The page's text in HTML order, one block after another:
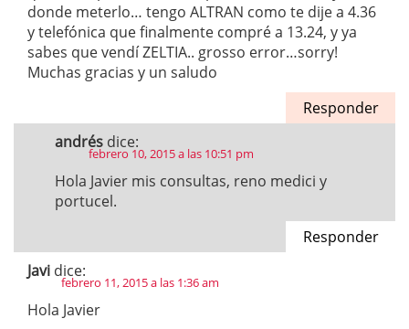
donde meterlo… tengo ALTRAN como te dije a 4.36
y telefónica que finalmente compré a 13.24, y ya
sabes que vendí ZELTIA.. grosso error…sorry!
Muchas gracias y un saludo
Responder
andrés dice:
febrero 10, 2015 a las 10:51 pm
Hola Javier mis consultas, reno medici y
portucel.
Responder
Javi dice:
febrero 11, 2015 a las 1:36 am
Hola Javier